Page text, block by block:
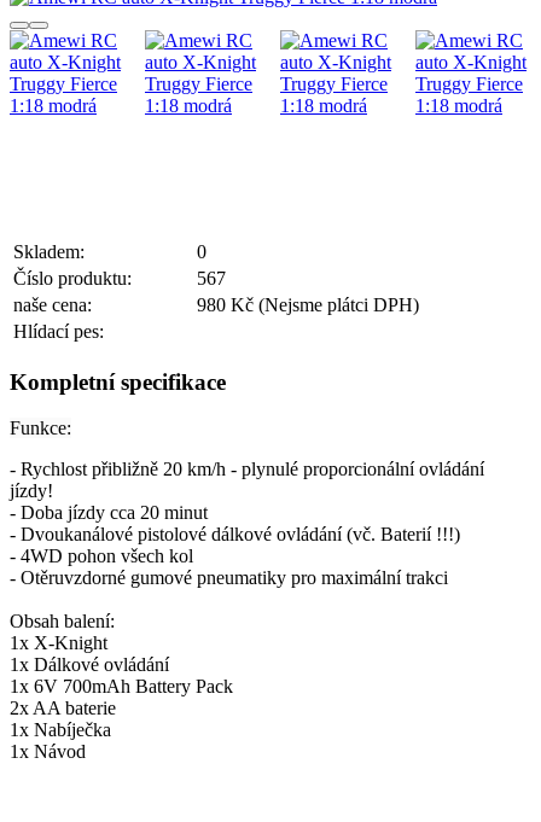
Skladem:
0
Číslo produktu:
567
naše cena:
980 Kč (Nejsme plátci DPH)
Hlídací pes:
Kompletní specifikace
Funkce:
- Rychlost přibližně 20 km/h - plynulé proporcionální ovládání
jízdy!
- Doba jízdy cca 20 minut
- Dvoukanálové pistolové dálkové ovládání (vč. Baterií !!!)
- 4WD pohon všech kol
- Otěruvzdorné gumové pneumatiky pro maximální trakci
Obsah balení:
1x X-Knight
1x Dálkové ovládání
1x 6V 700mAh Battery Pack
2x AA baterie
1x Nabíječka
1x Návod